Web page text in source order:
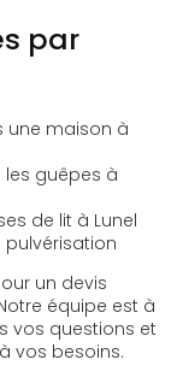
par
une maison à
les guêpes à
de lit à Lunel
un devis
équipe est à
vos questions et
vos besoins.